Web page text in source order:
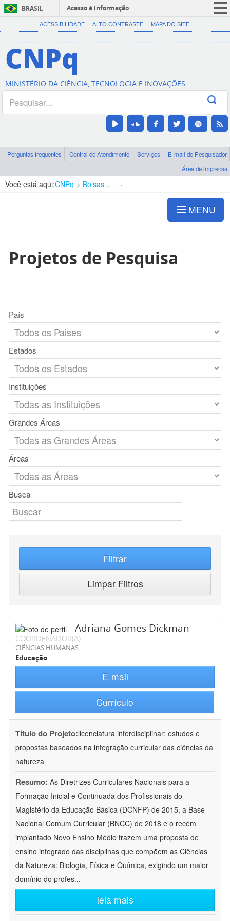
BRASIL
Acesso à informação
CORONAVÍRUS (COVID-19)
Canais
ACESSIBILIDADE ALTO CONTRASTE MAPA DO SITE
CNPq
MINISTÉRIO DA CIÊNCIA, TECNOLOGIA E INOVAÇÕES
Perguntas frequentes Central de Atendimento Serviços
E-mail do Pesquisador
Área de imprensa
Você está aqui:CNPq Bolsas e Auxílios Vigentes
MENU
Projetos de Pesquisa
País
Estados
Instituições
Grandes Áreas
Áreas
Busca
Filtrar
Limpar Filtros
Adriana Gomes Dickman
COORDENADOR(A)
CIÊNCIAS HUMANAS
Educação
E-mail
Currículo
Título do Projeto:licenciatura interdisciplinar: estudos e
propostas baseados na integração curricular das ciências da
natureza
Resumo: As Diretrizes Curriculares Nacionais para a
Formação Inicial e Continuada dos Profissionais do
Magistério da Educação Básica (DCNFP) de 2015, a Base
Nacional Comum Curricular (BNCC) de 2018 e o recém
implantado Novo Ensino Médio trazem uma proposta de
ensino integrado das disciplinas que compõem as Ciências
da Natureza: Biologia, Física e Química, exigindo um maior
domínio do profes...
leia mais